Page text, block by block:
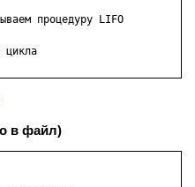
процедуру LIFO
цикла
в файл)